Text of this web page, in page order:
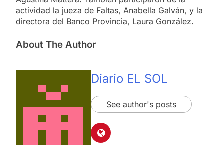
actividad la jueza de Faltas, Anabella Galván, y la
directora del Banco Provincia, Laura González.
About The Author
Diario EL SOL
See author's posts